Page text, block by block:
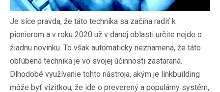
Je síce pravda, že táto technika sa začína radiť k
pionierom a v roku 2020 už v danej oblasti určite nejde o
žiadnu novinku. To však automaticky neznamená, že táto
obľúbená technika je vo svojej účinnosti zastaraná.
Dlhodobé využívanie tohto nástroja, akým je linkbuilding
môže byť vizitkou, že ide o preverený a populárny systém,